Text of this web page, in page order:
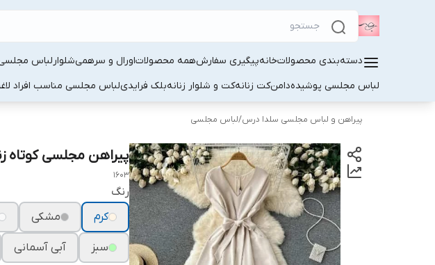
دسته‌بندی محصولاتخانهپیگیری سفارشهمه محصولاتاورال و سرهمیشلوارلباس
لباس مجلسی پوشیدهدامنکت زنانهکت و شلوار زنانهبلک فرایدیلباس مجلسی مناسب افراد
پیراهن و لباس مجلسی سلدا درس/لباس مجلسی
پیراهن مجلسی کوتاه
1603
رنگ
کرم
مشکی
سبز آبی آسمانی